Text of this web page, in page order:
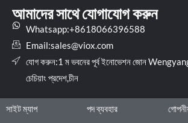
আমাদের সাথে যোগাযোগ করুন
Whatsapp:+8618066396588
Email:sales@viox.com
যোগ করুন:1 ম ভবনের পূর্ব ইনোভেশন জোন
চেচিয়াং প্রদেশ,চীন
সাইট ম্যাপ পদ ব্যবহার